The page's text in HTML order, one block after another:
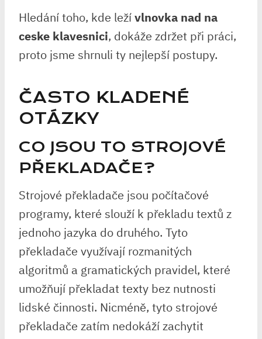
Hledání toho, kde ležívlnovka nad na
ceske klavesnici, dokáže zdržet při práci,
proto jsme shrnuli ty nejlepší postupy.
ČASTO KLADENÉ
OTÁZKY
CO JSOU TO STROJOVÉ
PŘEKLADAČE?
Strojové překladače jsou počítačové
programy, které slouží k překladu textů z
jednoho jazyka do druhého. Tyto
překladače využívají rozmanitých
algoritmů a gramatických pravidel, které
umožňují překladat texty bez nutnosti
lidské činnosti. Nicméně, tyto strojové
překladače zatím nedokáží zachytit